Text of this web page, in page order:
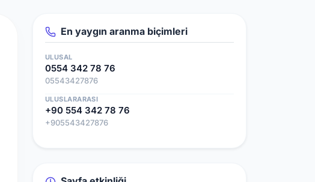
En yaygın aranma biçimleri
ULUSAL
0554 342 78 76
05543427876
ULUSLARARASI
+90 554 342 78 76
+905543427876